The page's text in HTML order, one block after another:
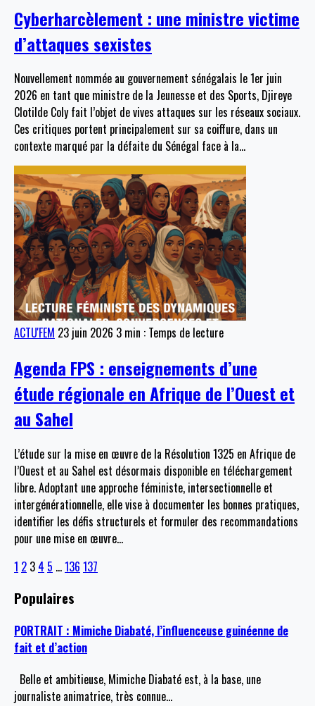
Cyberharcèlement : une ministre victime
d’attaques sexistes
Nouvellement nommée au gouvernement sénégalais le 1er juin
2026 en tant que ministre de la Jeunesse et des Sports, Djireye
Clotilde Coly fait l’objet de vives attaques sur les réseaux sociaux.
Ces critiques portent principalement sur sa coiffure, dans un
contexte marqué par la défaite du Sénégal face à la…
ACTU'FEM 23 juin 2026 3 min : Temps de lecture
Agenda FPS : enseignements d’une
étude régionale en Afrique de l’Ouest et
au Sahel
L’étude sur la mise en œuvre de la Résolution 1325 en Afrique de
l’Ouest et au Sahel est désormais disponible en téléchargement
libre. Adoptant une approche féministe, intersectionnelle et
intergénérationnelle, elle vise à documenter les bonnes pratiques,
identifier les défis structurels et formuler des recommandations
pour une mise en œuvre…
1 2 3 4 5 …136 137
Populaires
PORTRAIT : Mimiche Diabaté, l’influenceuse guinéenne de
fait et d’action
Belle et ambitieuse, Mimiche Diabaté est, à la base, une
journaliste animatrice, très connue…